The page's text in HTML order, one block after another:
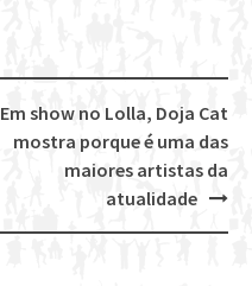
Em show no Lolla, Doja Cat
mostra porque é uma das
maiores artistas da
atualidade